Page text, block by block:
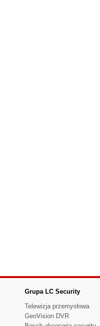
Grupa LC Security
Telewizja przemysłowa
GeoVision DVR